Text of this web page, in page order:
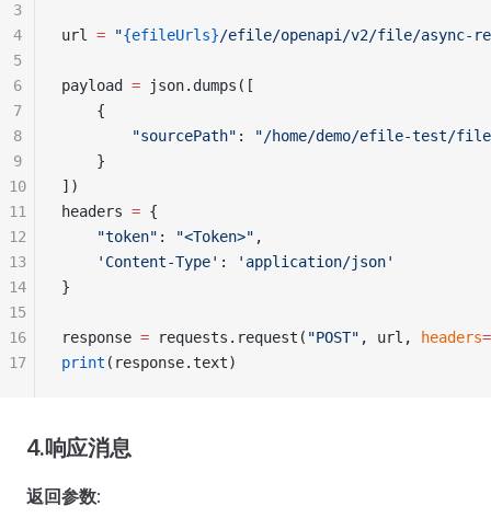
url = "{efileUrls}/efile/openapi/v2/file/async-
payload = json.dumps([
    {
        "sourcePath"
:
"/home/demo/efile-test/
    }
])
headers = {
    "token"
: "<Token>" ,
    'Content-Type'
:
'application/json'
}
response = requests.request( "POST" , url, headers=
print (response.text)
3
4
5
6
7
8
9
10
11
12
13
14
15
16
17
4.响应消息
返回参数: